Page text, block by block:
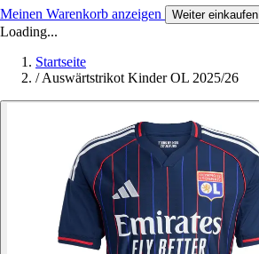
Meinen Warenkorb anzeigen Weiter einkaufen
Loading...
Startseite
/Auswärtstrikot Kinder OL 2025/26